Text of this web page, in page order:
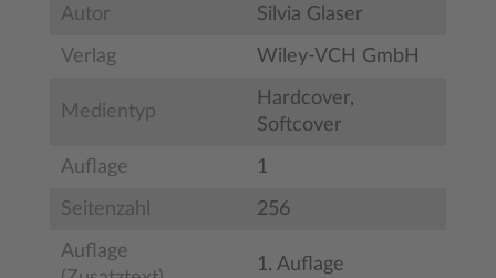
Autor Silvia Glaser
Verlag Wiley-VCH GmbH
Medientyp
Hardcover,
Softcover
Auflage 1
Seitenzahl 256
Auflage
1. Auflage